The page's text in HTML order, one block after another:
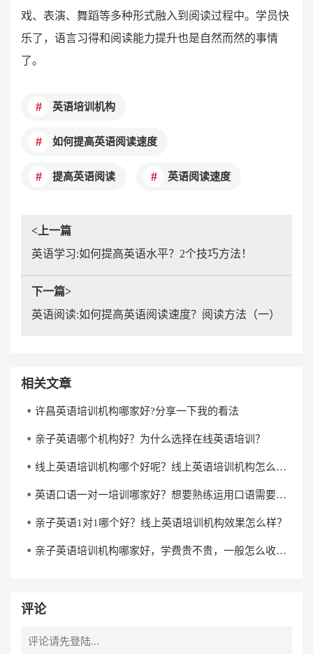
戏、表演、舞蹈等多种形式融入到阅读过程中。学员快
乐了，语言习得和阅读能力提升也是自然而然的事情
了。
英语培训机构
如何提高英语阅读速度
提高英语阅读 英语阅读速度
<上一篇
英语学习:如何提高英语水平？2个技巧方法！
下一篇>
英语阅读:如何提高英语阅读速度？阅读方法（一）
相关文章
许昌英语培训机构哪家好?分享一下我的看法
亲子英语哪个机构好？为什么选择在线英语培训？
线上英语培训机构哪个好呢？线上英语培训机构怎么选？
英语口语一对一培训哪家好？想要熟练运用口语需要多长时间？
亲子英语1对1哪个好？线上英语培训机构效果怎么样？
亲子英语培训机构哪家好，学费贵不贵，一般怎么收费？
评论